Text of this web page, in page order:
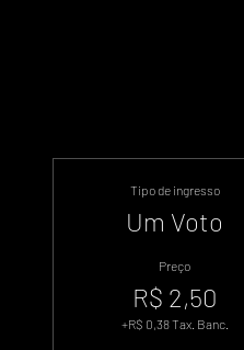
Tipo de ingresso
Um Voto
Preço
R$ 2,50
+R$ 0,38 Tax. Banc.